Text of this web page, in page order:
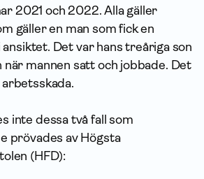
2021 och 2022. Alla gäller
gäller en man som fick en
ansiktet. Det var hans treåriga son
när mannen satt och jobbade. Det
arbetsskada.
inte dessa två fall som
prövades av Högsta
(HFD):